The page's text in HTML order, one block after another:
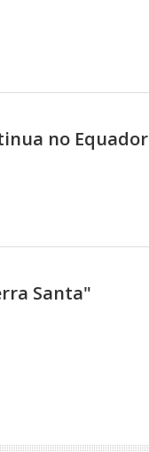
no Equador
Santa"